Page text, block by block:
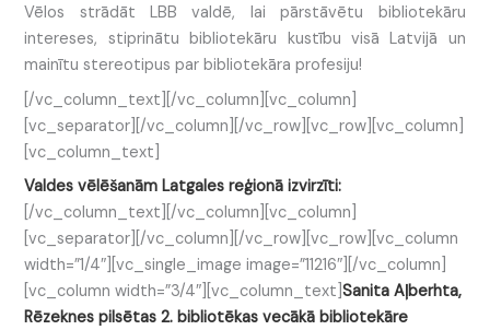
Vēlos strādāt LBB valdē, lai pārstāvētu bibliotekāru
intereses, stiprinātu bibliotekāru kustību visā Latvijā un
mainītu stereotipus par bibliotekāra profesiju!
[/vc_column_text][/vc_column][vc_column]
[vc_separator][/vc_column][/vc_row][vc_row][vc_column]
[vc_column_text]
Valdes vēlēšanām Latgales reģionā izvirzīti:
[/vc_column_text][/vc_column][vc_column]
[vc_separator][/vc_column][/vc_row][vc_row][vc_column
width=”1/4″][vc_single_image image=”11216″][/vc_column]
[vc_column width=”3/4″][vc_column_text]Sanita Aļberhta,
Rēzeknes pilsētas 2. bibliotēkas vecākā bibliotekāre